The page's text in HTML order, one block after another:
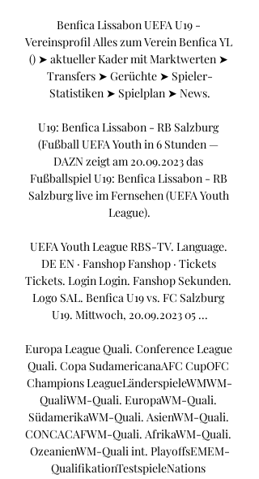
Benfica Lissabon UEFA U19 -
Vereinsprofil Alles zum Verein Benfica YL
() ➤ aktueller Kader mit Marktwerten ➤
Transfers ➤ Gerüchte ➤ Spieler-
Statistiken ➤ Spielplan ➤ News.
U19: Benfica Lissabon - RB Salzburg
(Fußball UEFA Youth in 6 Stunden —
DAZN zeigt am 20.09.2023 das
Fußballspiel U19: Benfica Lissabon - RB
Salzburg live im Fernsehen (UEFA Youth
League).
UEFA Youth League RBS-TV. Language.
DE EN · Fanshop Fanshop · Tickets
Tickets. Login Login. Fanshop Sekunden.
Logo SAL. Benfica U19 vs. FC Salzburg
U19. Mittwoch, 20.09.2023 05 ...
Europa League Quali. Conference League
Quali. Copa SudamericanaAFC CupOFC
Champions LeagueLänderspieleWMWM-
QualiWM-Quali. EuropaWM-Quali.
SüdamerikaWM-Quali. AsienWM-Quali.
CONCACAFWM-Quali. AfrikaWM-Quali.
OzeanienWM-Quali int. PlayoffsEMEM-
QualifikationTestspieleNations